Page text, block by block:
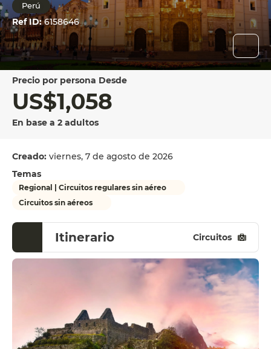
Perú
Ref ID:6158646
precio por persona Desde
US$1,058
En base a 2 adultos
Creado: viernes, 7 de agosto de 2026
Temas
Regional | Circuitos regulares sin aéreo
Circuitos sin aéreos
Itinerario Circuitos